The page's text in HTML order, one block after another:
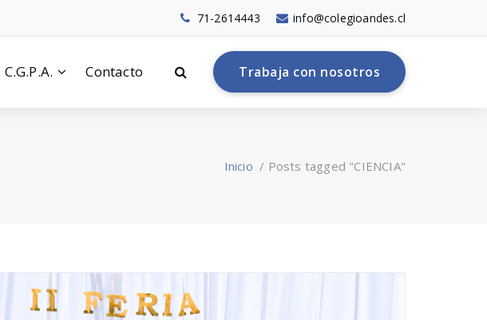
info@colegioandes.cl
71-2614443
C.G.P.A. Contacto Trabaja con nosotros
Inicio / Posts tagged "CIENCIA"